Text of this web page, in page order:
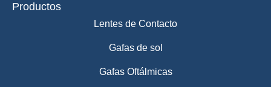
Productos
Lentes de Contacto
Gafas de sol
Gafas Oftálmicas